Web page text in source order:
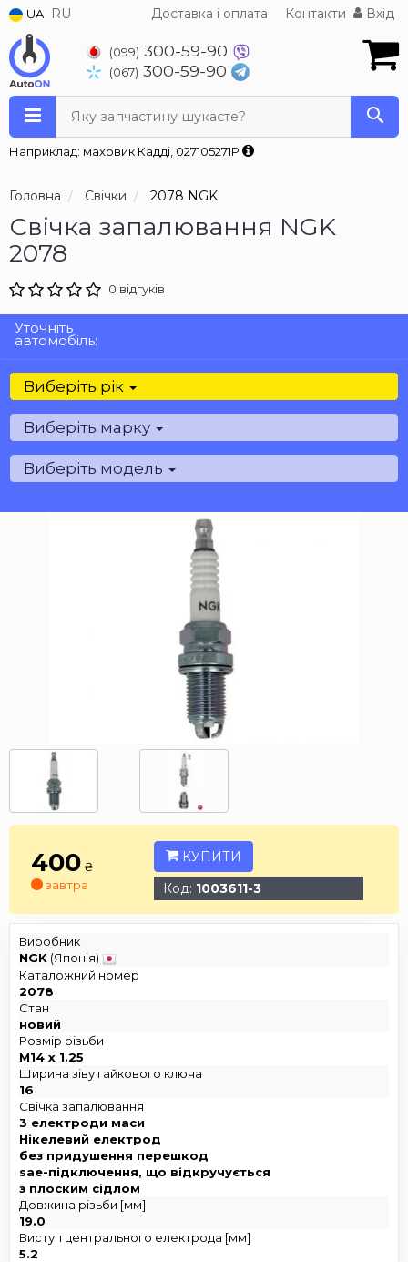
UA RU Доставка і оплата Контакти Вхід
(099) 300-59-90
(067) 300-59-90
Яку запчастину шукаєте?
Наприклад: маховик Кадді, 027105271P
Головна Свічки 2078 NGK
Свічка запалювання NGK
2078
0 відгуків
Уточніть
автомобіль:
Виберіть рік
Виберіть марку
Виберіть модель
400 ₴
завтра
КУПИТИ
Код: 1003611-3
Виробник
NGK (Японія)
Каталожний номер
2078
Стан
новий
Розмір різьби
M14 x 1.25
Ширина зіву гайкового ключа
16
Свічка запалювання
3 електроди маси
Нікелевий електрод
без придушення перешкод
sae-підключення, що відкручується
з плоским сідлом
Довжина різьби [мм]
19.0
Виступ центрального електрода [мм]
5.2